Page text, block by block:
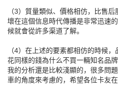
（3）質量類似、價格相仿，比售
壞在這個信息時代傳播是非常迅速
候就會從許多渠道了解。
（4）在上述的要素都相仿的時候
花同樣的錢為什么不買一輛知名品牌
我的分析還是比較淺顯的，很多問
車的角度來考慮的，希望各位卡友